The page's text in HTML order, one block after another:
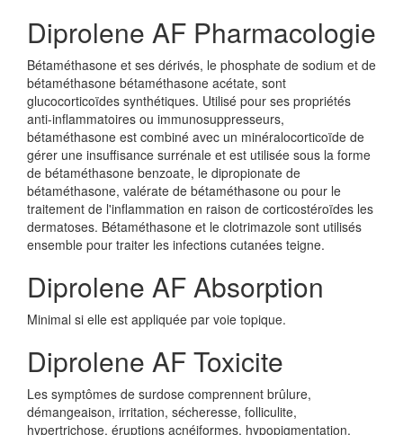
Diprolene AF Pharmacologie
Bétaméthasone et ses dérivés, le phosphate de sodium et de
bétaméthasone bétaméthasone acétate, sont
glucocorticoïdes synthétiques. Utilisé pour ses propriétés
anti-inflammatoires ou immunosuppresseurs,
bétaméthasone est combiné avec un minéralocorticoïde de
gérer une insuffisance surrénale et est utilisée sous la forme
de bétaméthasone benzoate, le dipropionate de
bétaméthasone, valérate de bétaméthasone ou pour le
traitement de l'inflammation en raison de corticostéroïdes les
dermatoses. Bétaméthasone et le clotrimazole sont utilisés
ensemble pour traiter les infections cutanées teigne.
Diprolene AF Absorption
Minimal si elle est appliquée par voie topique.
Diprolene AF Toxicite
Les symptômes de surdose comprennent brûlure,
démangeaison, irritation, sécheresse, folliculite,
hypertrichose, éruptions acnéiformes, hypopigmentation,